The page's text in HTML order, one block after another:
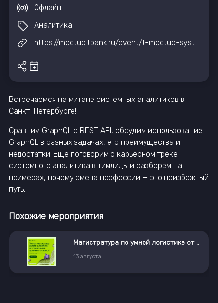
Офлайн
Аналитика
https://meetup.tbank.ru/event/t-meetup-system-analysis/
Встречаемся на митапе системных аналитиков в
Санкт-Петербурге!
Сравним GraphQL с REST API, обсудим использование
GraphQL в разных задачах, его преимущества и
недостатки. Еще поговорим о карьерном треке
системного аналитика в тимлиды и разберем на
примерах, почему смена профессии — это неизбежный
путь.
Похожие мероприятия